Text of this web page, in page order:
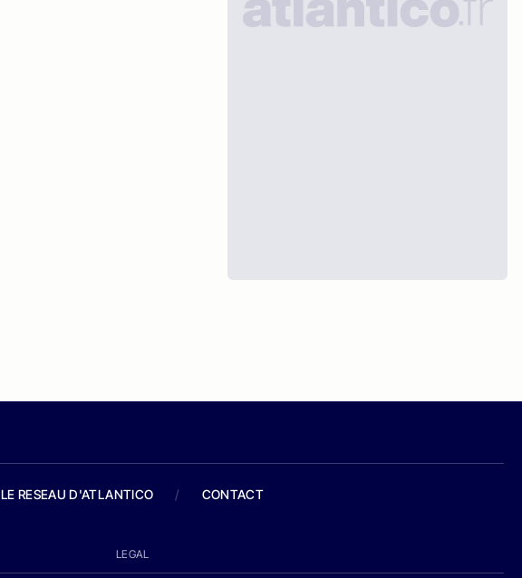
LE RESEAU D'ATLANTICO / CONTACT
LEGAL